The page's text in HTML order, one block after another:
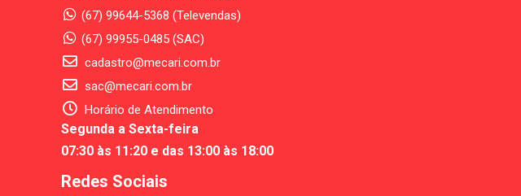
(67) 99644-5368 (Televendas)
(67) 99955-0485 (SAC)
cadastro@mecari.com.br
sac@mecari.com.br
Horário de Atendimento
Segunda a Sexta-feira
07:30 às 11:20 e das 13:00 às 18:00
Redes Sociais